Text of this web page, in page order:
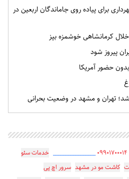
برای پیاده روی جاماندگان اربعین در
کرمانشاهی خوشمزه بپز
پیروز شود
حضور آمریکا
تهران و مشهد در وضعیت بحرانی
۰۹۹۰۱۷۰۰۰۱۴
خدمات سئو
کاشت مو در مشهد سرور اچ پی